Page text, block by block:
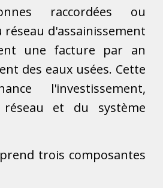
raccordées ou
réseau d'assainissement
une facture par an
des eaux usées. Cette
l'investissement,
et du système
trois composantes